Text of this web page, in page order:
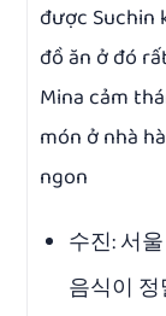
được Suchin
đồ ăn ở đó
Mina cảm
món ở nhà
ngon
수진: 서
음식이